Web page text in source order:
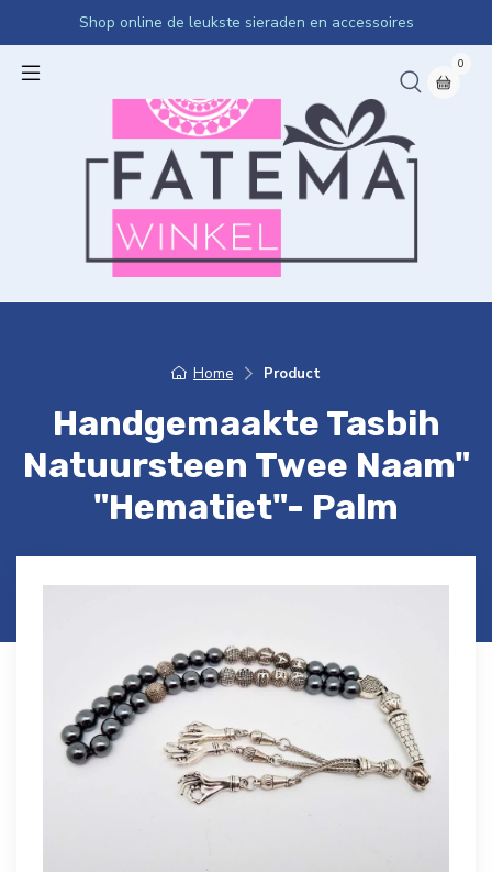
Shop online de leukste sieraden en accessoires
0
Home Product
Handgemaakte Tasbih
Natuursteen Twee Naam"
"Hematiet"- Palm